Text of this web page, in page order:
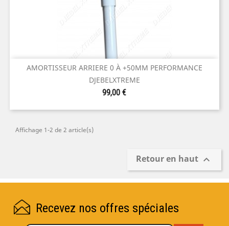
AMORTISSEUR ARRIERE 0 À +50MM PERFORMANCE
DJEBELXTREME
Prix
99,00 €
Affichage 1-2 de 2 article(s)
Retour en haut 
Recevez nos offres spéciales